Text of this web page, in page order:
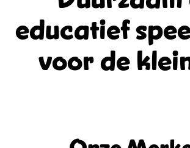
educatief
voor de